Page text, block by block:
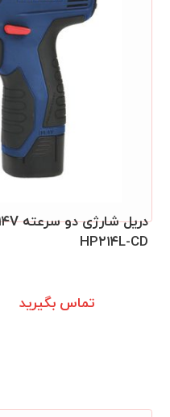
HP۲۱۴L-CD
تماس بگیرید